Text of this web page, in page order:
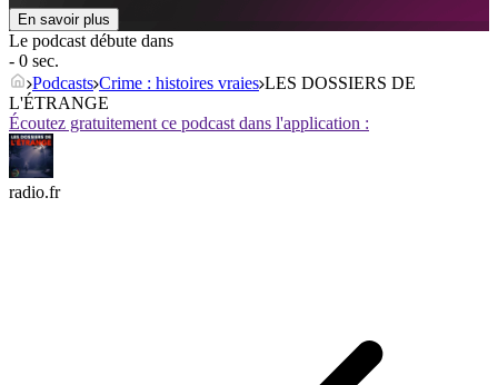
En savoir plus
Le podcast débute dans
- 0 sec.
Podcasts Crime : histoires vraies LES DOSSIERS DE
L'ÉTRANGE
Écoutez gratuitement ce podcast dans l'application :
radio.fr